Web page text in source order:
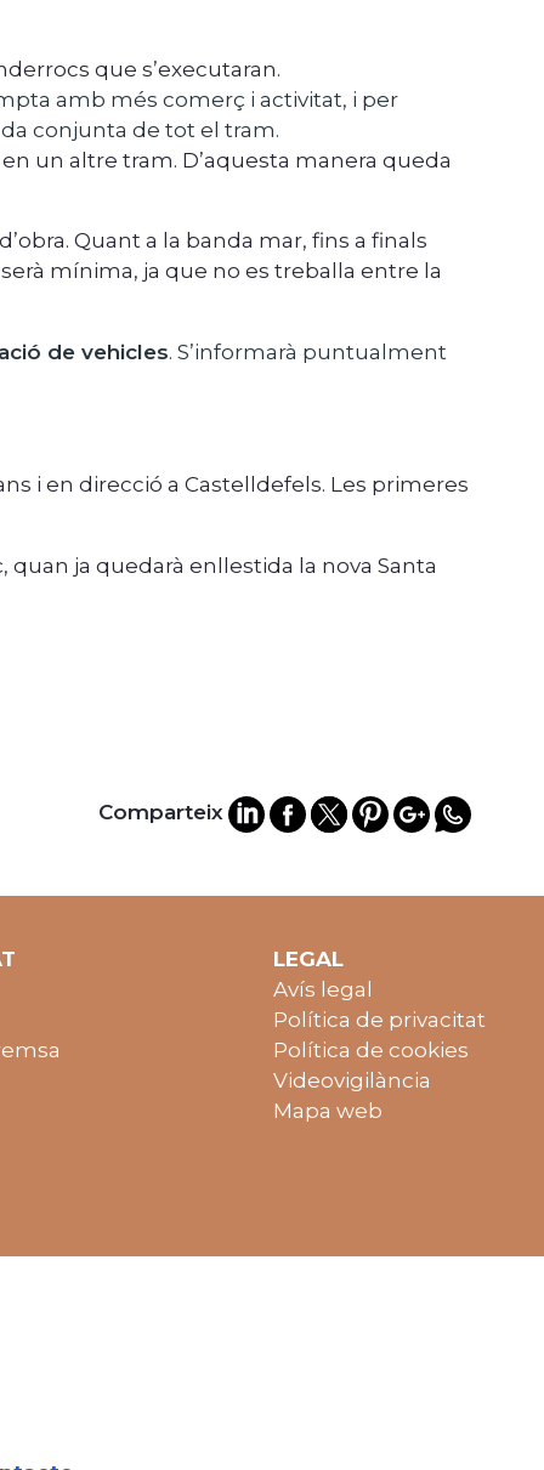
que s’executaran.
amb més comerç i activitat, i per
conjunta de tot el tram.
un altre tram. D’aquesta manera queda
Quant a la banda mar, fins a finals
mínima, ja que no es treballa entre la
de vehicles. S’informarà puntualment
i en direcció a Castelldefels. Les primeres
quan ja quedarà enllestida la nova Santa
Comparteix
LEGAL
Avís legal
Política de privacitat
Política de cookies
Videovigilància
Mapa web